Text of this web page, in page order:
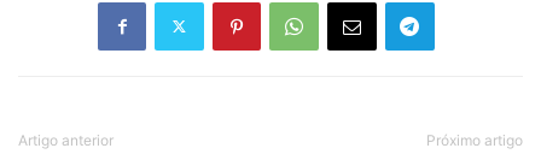
Artigo anterior Próximo artigo